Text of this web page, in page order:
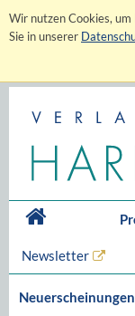
Wir nutzen Cookies,
Sie in unserer
Newsletter
Neuerscheinungen